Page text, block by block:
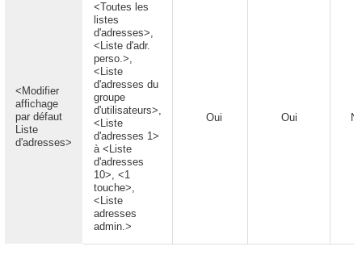
<Modifier
affichage
par défaut
Liste
d'adresses>
<Toutes les
listes
d'adresses>,
<Liste d'adr.
perso.>,
<Liste
d'adresses du
groupe
d'utilisateurs>,
<Liste
d'adresses 1>
à <Liste
d'adresses
10>, <1
touche>,
<Liste
adresses
admin.>
Oui Oui